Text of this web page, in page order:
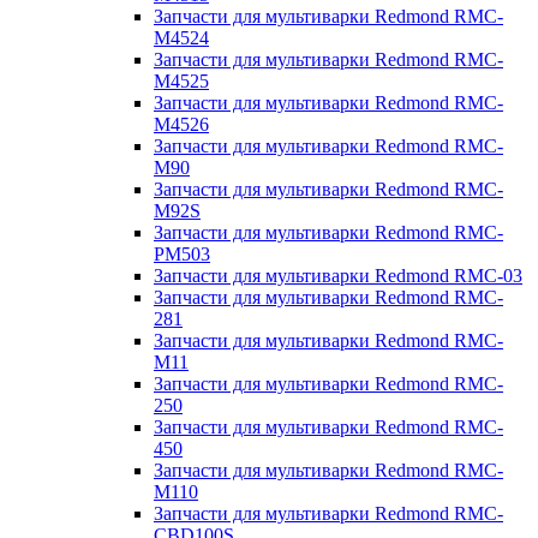
Запчасти для мультиварки Redmond RMC-
M4524
Запчасти для мультиварки Redmond RMC-
M4525
Запчасти для мультиварки Redmond RMC-
M4526
Запчасти для мультиварки Redmond RMC-
M90
Запчасти для мультиварки Redmond RMC-
M92S
Запчасти для мультиварки Redmond RMC-
PM503
Запчасти для мультиварки Redmond RMC-03
Запчасти для мультиварки Redmond RMC-
281
Запчасти для мультиварки Redmond RMC-
M11
Запчасти для мультиварки Redmond RMC-
250
Запчасти для мультиварки Redmond RMC-
450
Запчасти для мультиварки Redmond RMC-
M110
Запчасти для мультиварки Redmond RMC-